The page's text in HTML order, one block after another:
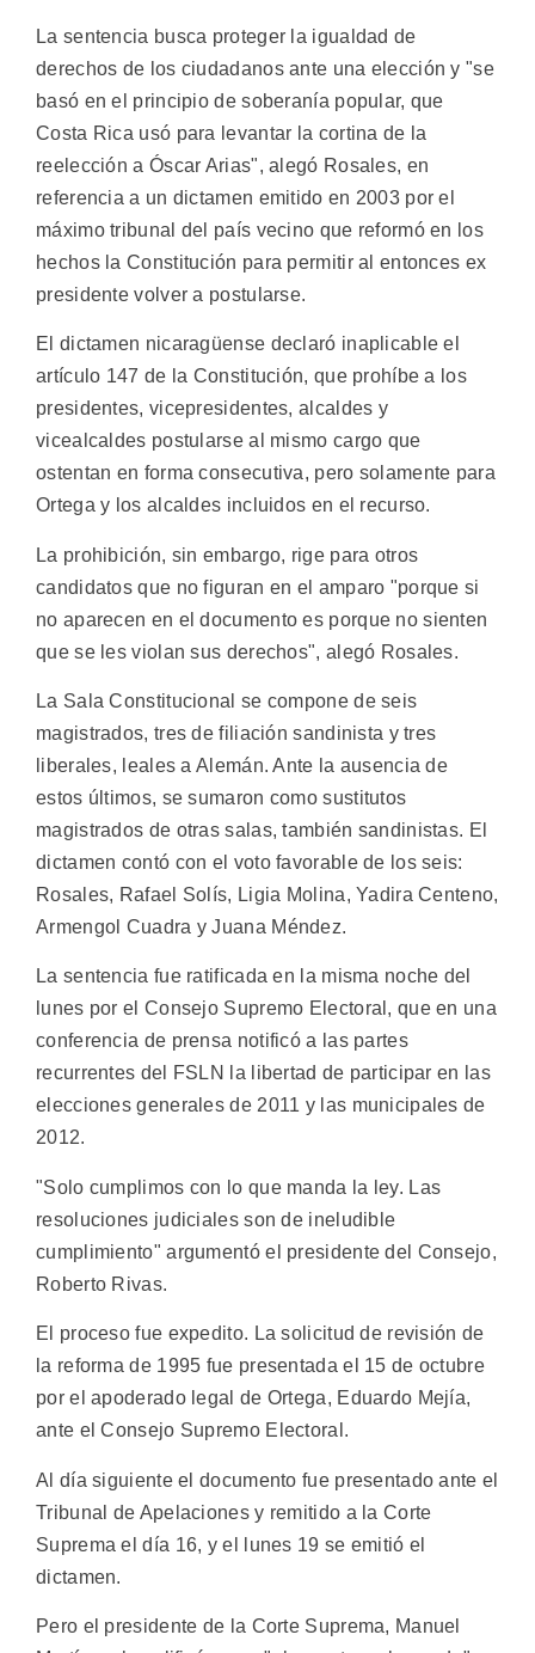
La sentencia busca proteger la igualdad de
derechos de los ciudadanos ante una elección y "se
basó en el principio de soberanía popular, que
Costa Rica usó para levantar la cortina de la
reelección a Óscar Arias", alegó Rosales, en
referencia a un dictamen emitido en 2003 por el
máximo tribunal del país vecino que reformó en los
hechos la Constitución para permitir al entonces ex
presidente volver a postularse.
El dictamen nicaragüense declaró inaplicable el
artículo 147 de la Constitución, que prohíbe a los
presidentes, vicepresidentes, alcaldes y
vicealcaldes postularse al mismo cargo que
ostentan en forma consecutiva, pero solamente para
Ortega y los alcaldes incluidos en el recurso.
La prohibición, sin embargo, rige para otros
candidatos que no figuran en el amparo "porque si
no aparecen en el documento es porque no sienten
que se les violan sus derechos", alegó Rosales.
La Sala Constitucional se compone de seis
magistrados, tres de filiación sandinista y tres
liberales, leales a Alemán. Ante la ausencia de
estos últimos, se sumaron como sustitutos
magistrados de otras salas, también sandinistas. El
dictamen contó con el voto favorable de los seis:
Rosales, Rafael Solís, Ligia Molina, Yadira Centeno,
Armengol Cuadra y Juana Méndez.
La sentencia fue ratificada en la misma noche del
lunes por el Consejo Supremo Electoral, que en una
conferencia de prensa notificó a las partes
recurrentes del FSLN la libertad de participar en las
elecciones generales de 2011 y las municipales de
2012.
"Solo cumplimos con lo que manda la ley. Las
resoluciones judiciales son de ineludible
cumplimiento" argumentó el presidente del Consejo,
Roberto Rivas.
El proceso fue expedito. La solicitud de revisión de
la reforma de 1995 fue presentada el 15 de octubre
por el apoderado legal de Ortega, Eduardo Mejía,
ante el Consejo Supremo Electoral.
Al día siguiente el documento fue presentado ante el
Tribunal de Apelaciones y remitido a la Corte
Suprema el día 16, y el lunes 19 se emitió el
dictamen.
Pero el presidente de la Corte Suprema, Manuel